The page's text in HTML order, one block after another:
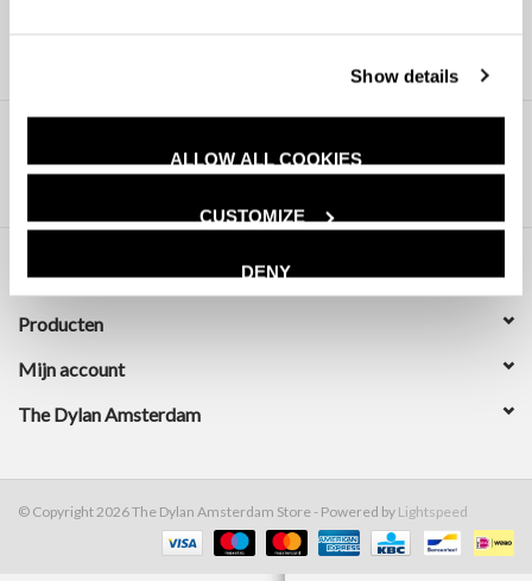
Show details
ALLOW ALL COOKIES
CUSTOMIZE
DENY
Klantenservice
Producten
Mijn account
The Dylan Amsterdam
© Copyright 2026 The Dylan Amsterdam Store - Powered by Lightspeed